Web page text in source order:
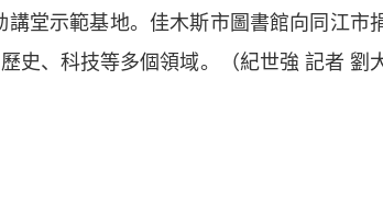
堂示範基地。佳木斯市圖書館向同江市
史、科技等多個領域。（紀世強 記者 劉